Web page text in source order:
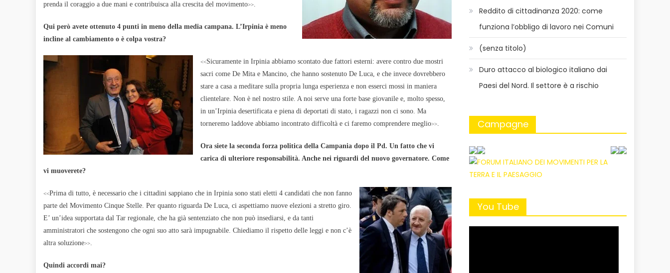
prenda il coraggio a due mani e contribuisca alla crescita del movimento>>.
Qui però avete ottenuto 4 punti in meno della media campana. L’Irpinia è meno
incline al cambiamento o è colpa vostra?
<<Sicuramente in Irpinia abbiamo scontato due fattori esterni: avere contro due mostri
sacri come De Mita e Mancino, che hanno sostenuto De Luca, e che invece dovrebbero
stare a casa a meditare sulla propria lunga esperienza e non esserci mossi in maniera
clientelare. Non è nel nostro stile. A noi serve una forte base giovanile e, molto spesso,
in un’Irpinia desertificata e piena di deportati di stato, i ragazzi non ci sono. Ma
torneremo laddove abbiamo incontrato difficoltà e ci faremo comprendere meglio>>.
Ora siete la seconda forza politica della Campania dopo il Pd. Un fatto che vi
carica di ulteriore responsabilità. Anche nei riguardi del nuovo governatore. Come
vi muoverete?
<<Prima di tutto, è necessario che i cittadini sappiano che in Irpinia sono stati eletti 4 candidati che non fanno
parte del Movimento Cinque Stelle. Per quanto riguarda De Luca, ci aspettiamo nuove elezioni a stretto giro.
E’ un’idea supportata dal Tar regionale, che ha già sentenziato che non può insediarsi, e da tanti
amministratori che sostengono che ogni suo atto sarà impugnabile. Chiediamo il rispetto delle leggi e non c’è
altra soluzione>>.
Quindi accordi mai?
Reddito di cittadinanza 2020: come
funziona l’obbligo di lavoro nei Comuni
(senza titolo)
Duro attacco al biologico italiano dai
Paesi del Nord. Il settore è a rischio
Campagne
You Tube